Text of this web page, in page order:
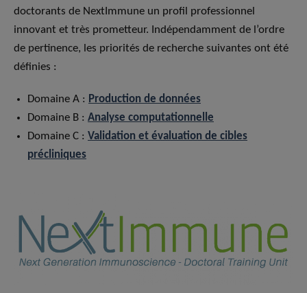
doctorants de NextImmune un profil professionnel
innovant et très prometteur. Indépendamment de l’ordre
de pertinence, les priorités de recherche suivantes ont été
définies :
Domaine A : Production de données
Domaine B : Analyse computationnelle
Domaine C : Validation et évaluation de cibles
précliniques